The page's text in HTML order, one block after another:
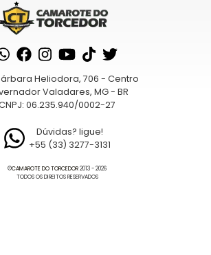
Heliodora, 706 - Centro
Valadares, MG - BR
06.235.940/0002-27
Dúvidas? ligue!
+55 (33) 3277-3131
©CAMAROTE DO TORCEDOR2013 - 2026
TODOS OS DIREITOS RESERVADOS